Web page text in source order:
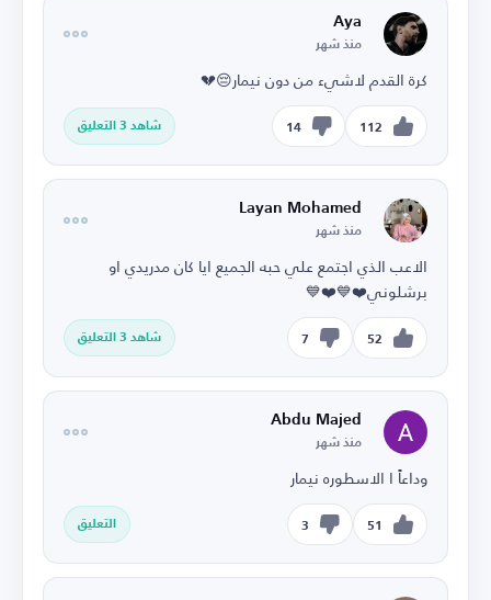
Aya
منذ شهر
كرة القدم لاشيء من دون نيمار😔💔
112
14 شاهد 3 التعليق
Layan Mohamed
منذ شهر
الاعب الذي اجتمع علي حبه الجميع ايا كان مدريدي او
برشلوني❤️💙❤️💙
52
7 شاهد 3 التعليق
Abdu Majed
منذ شهر
وداعاً ا الاسطوره نيمار
51
3 التعليق